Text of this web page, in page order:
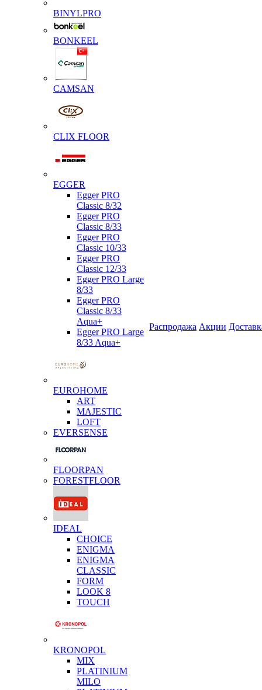
BINYLPRO
BONKEEL
CAMSAN
CLIX FLOOR
EGGER
Egger PRO
Classic 8/32
Egger PRO
Classic 8/33
Egger PRO
Classic 10/33
Egger PRO
Classic 12/33
Egger PRO Large
8/33
Egger PRO
Classic 8/33
Aqua+
Egger PRO Large
8/33 Aqua+
EUROHOME
ART
MAJESTIC
LOFT
EVERSENSE
FLOORPAN
FORESTFLOOR
IDEAL
CHOICE
ENIGMA
ENIGMA
CLASSIC
FORM
LOOK 8
TOUCH
KRONOPOL
MIX
PLATINIUM
MILO
Распродажа Акции